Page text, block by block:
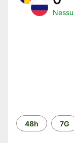
Periodo
di
48h 7G